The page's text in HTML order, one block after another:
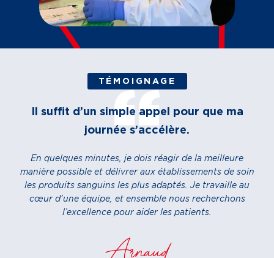
TÉMOIGNAGE
Il suffit d’un simple appel pour que ma
journée s’accélère.
En quelques minutes, je dois réagir de la meilleure
manière possible et délivrer aux établissements de soin
les produits sanguins les plus adaptés. Je travaille au
cœur d’une équipe, et ensemble nous recherchons
l’excellence pour aider les patients.